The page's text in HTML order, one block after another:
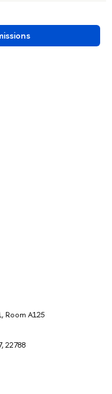
Room A125
22788